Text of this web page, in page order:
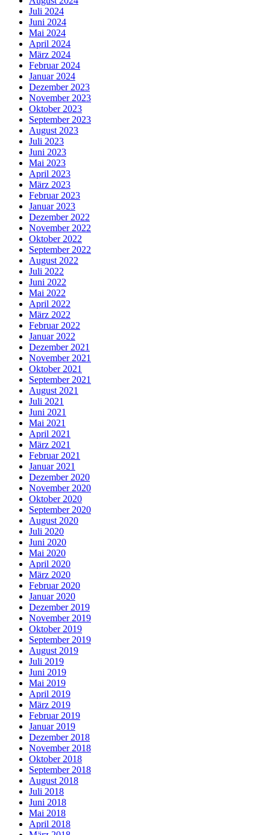
Juli 2024
Juni 2024
Mai 2024
April 2024
März 2024
Februar 2024
Januar 2024
Dezember 2023
November 2023
Oktober 2023
September 2023
August 2023
Juli 2023
Juni 2023
Mai 2023
April 2023
März 2023
Februar 2023
Januar 2023
Dezember 2022
November 2022
Oktober 2022
September 2022
August 2022
Juli 2022
Juni 2022
Mai 2022
April 2022
März 2022
Februar 2022
Januar 2022
Dezember 2021
November 2021
Oktober 2021
September 2021
August 2021
Juli 2021
Juni 2021
Mai 2021
April 2021
März 2021
Februar 2021
Januar 2021
Dezember 2020
November 2020
Oktober 2020
September 2020
August 2020
Juli 2020
Juni 2020
Mai 2020
April 2020
März 2020
Februar 2020
Januar 2020
Dezember 2019
November 2019
Oktober 2019
September 2019
August 2019
Juli 2019
Juni 2019
Mai 2019
April 2019
März 2019
Februar 2019
Januar 2019
Dezember 2018
November 2018
Oktober 2018
September 2018
August 2018
Juli 2018
Juni 2018
Mai 2018
April 2018